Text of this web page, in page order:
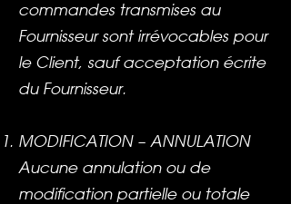
commandes transmises au
Fournisseur sont irrévocables pour
le Client, sauf acceptation écrite
du Fournisseur.
MODIFICATION – ANNULATION
Aucune annulation ou de
modification partielle ou totale